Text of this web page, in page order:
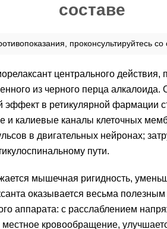
составе
проконсультируйтесь
центрального действия,
из черного перца алкалоида.
эффект в ретикулярной фармации
и калиевые каналы клеточных
в двигательных нейронах;
пути.
мышечная ригидность,
оказывается весьма
аппарата: с расслаблением
местное кровообращение,